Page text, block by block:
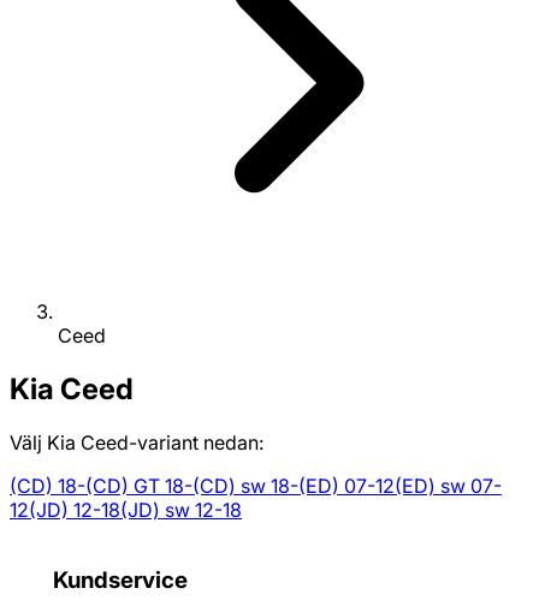
Ceed
Kia Ceed
Välj Kia Ceed-variant nedan:
(CD) 18-(CD) GT 18-(CD) sw 18-(ED) 07-12(ED) sw 07-
12(JD) 12-18(JD) sw 12-18
Kundservice